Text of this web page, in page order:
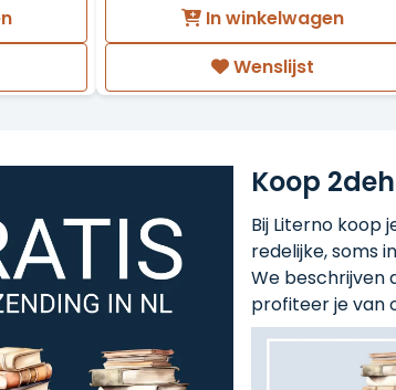
In winkelwagen
Wenslijst
Koop
Bij Literno koop
redelijke, soms
We beschrijven
profiteer je van